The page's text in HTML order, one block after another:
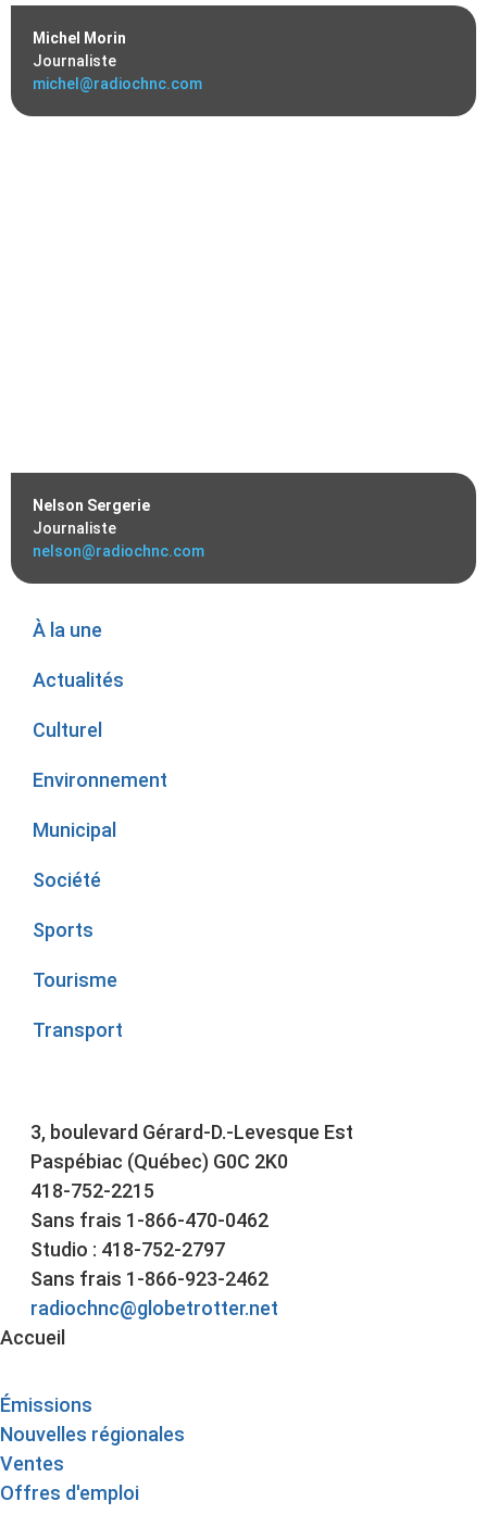
Michel Morin
Journaliste
michel@radiochnc.com
Nelson Sergerie
Journaliste
nelson@radiochnc.com
À la une
Actualités
Culturel
Environnement
Municipal
Société
Sports
Tourisme
Transport
3, boulevard Gérard-D.-Levesque Est
Paspébiac (Québec) G0C 2K0
418-752-2215
Sans frais 1-866-470-0462
Studio : 418-752-2797
Sans frais 1-866-923-2462
radiochnc@globetrotter.net
Accueil
Émissions
Nouvelles régionales
Ventes
Offres d'emploi